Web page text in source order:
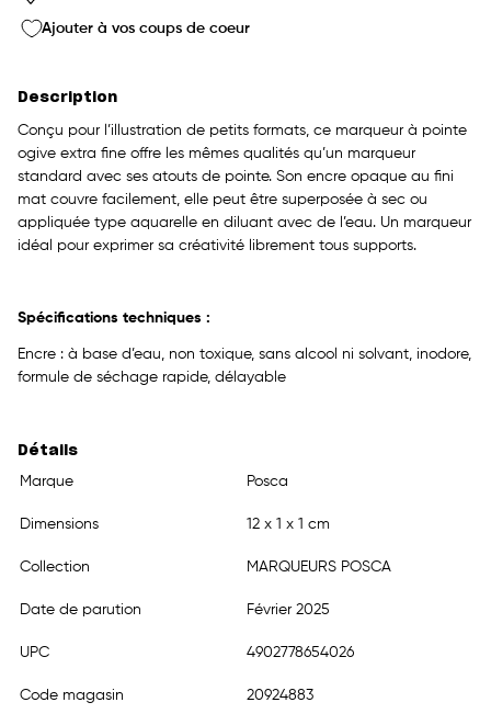
Ajouter à vos coups de coeur
Description
Conçu pour l’illustration de petits formats, ce marqueur à pointe
ogive extra fine offre les mêmes qualités qu’un marqueur
standard avec ses atouts de pointe. Son encre opaque au fini
mat couvre facilement, elle peut être superposée à sec ou
appliquée type aquarelle en diluant avec de l’eau. Un marqueur
idéal pour exprimer sa créativité librement tous supports.
Spécifications techniques :
Encre : à base d’eau, non toxique, sans alcool ni solvant, inodore,
formule de séchage rapide, délayable
Détails
Marque
Posca
Dimensions 12 x 1 x 1 cm
Collection MARQUEURS POSCA
Date de parution Février 2025
UPC 4902778654026
Code magasin 20924883